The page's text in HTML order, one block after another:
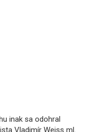
inak sa odohral
Vladimír Weiss ml.